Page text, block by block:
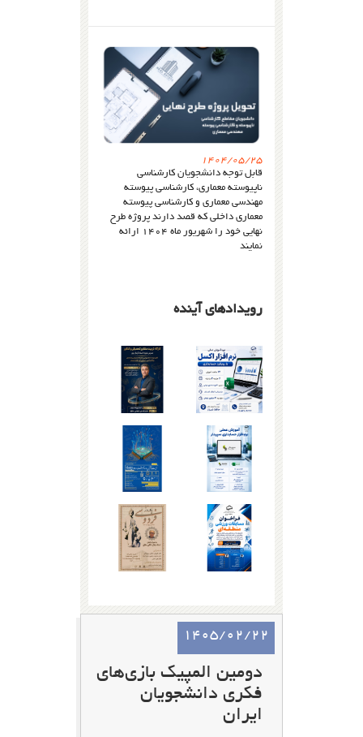
1404/05/25
قابل توجه دانشجویان کارشناسی
ناپیوسته معماری، کارشناسی پیوسته
مهندسی معماری و کارشناسی پیوسته
معماری داخلی که قصد دارند پروژه طرح
نهایی خود را شهریور ماه ۱۴۰۴ ارائه
نمایند
رویدادهای آینده
1405/02/22
دومین المپیک بازی‌های
فکری دانشجویان
ایران